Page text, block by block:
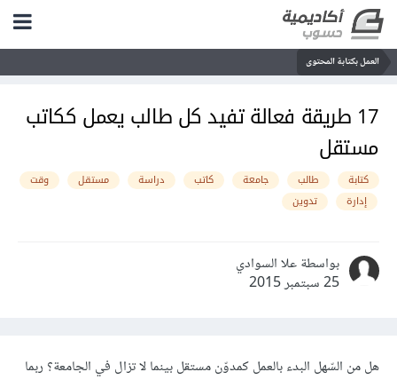
العمل بكتابة المحتوى
17 طريقة فعالة تفيد كل طالب يعمل ككاتب
مستقل
كتابة طالب جامعة كاتب دراسة مستقل
وقت
إدارة
تدوين
بواسطة علا السوادي
25 سبتمبر 2015
هل من السّهل البدء بالعمل كمدوّن مستقل بينما لا تزال في الجامعة؟ ربما